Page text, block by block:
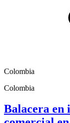
Colombia
Colombia
Balacera en